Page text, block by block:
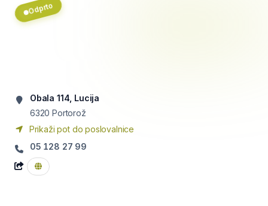
Odprto
Obala 114, Lucija
6320 Portorož
Prikaži pot do poslovalnice
05 128 27 99